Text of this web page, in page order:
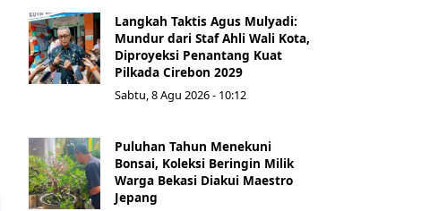
Langkah Taktis Agus Mulyadi:
Mundur dari Staf Ahli Wali Kota,
Diproyeksi Penantang Kuat
Pilkada Cirebon 2029
Sabtu, 8 Agu 2026 - 10:12
Puluhan Tahun Menekuni
Bonsai, Koleksi Beringin Milik
Warga Bekasi Diakui Maestro
Jepang